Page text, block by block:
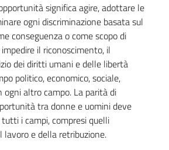
significa agire,adottare le
ogni discriminazione basata sul
conseguenza o come scopo di
il riconoscimento, il
dei diritti umani e delle libertà
politico, economico, sociale,
altro campo. La parità di
tra donne e uomini deve
i campi, compresi quelli
lavoro e della retribuzione.